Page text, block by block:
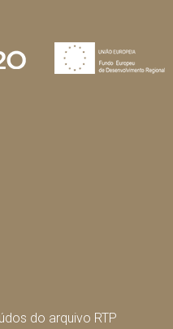
do arquivo RTP